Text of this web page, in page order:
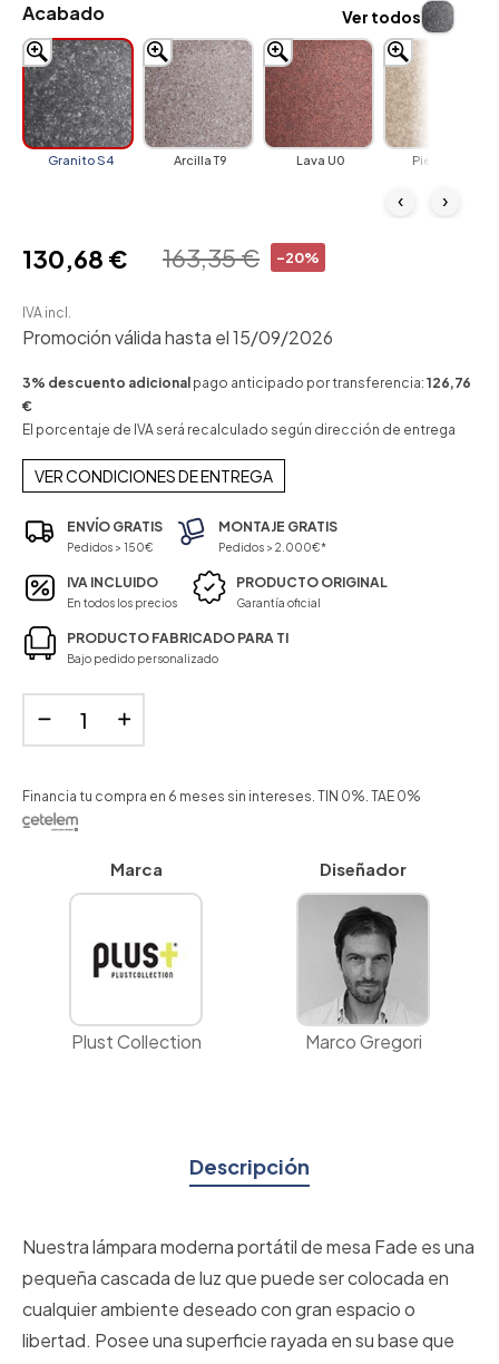
Acabado
Granito S4 Arcilla T9 Lava U0 Piedra U4
‹ ›
Ver todos
-20%
163,35 €
130,68 €
IVA incl.
Promoción válida hasta el 15/09/2026
3% descuento adicional pago anticipado por transferencia: 126,76
€
El porcentaje de IVA será recalculado según dirección de entrega
VER CONDICIONES DE ENTREGA
ENVÍO GRATIS
Pedidos > 150€
MONTAJE GRATIS
Pedidos > 2.000€*
IVA INCLUIDO
En todos los precios
PRODUCTO ORIGINAL
Garantía oficial
PRODUCTO FABRICADO PARA TI
Bajo pedido personalizado
Financia tu compra en 6 meses sin intereses. TIN 0%. TAE 0%
Marca
Plust Collection
Diseñador
Marco Gregori
Descripción
Nuestra lámpara moderna portátil de mesa Fade es una
pequeña cascada de luz que puede ser colocada en
cualquier ambiente deseado con gran espacio o
libertad. Posee una superficie rayada en su base que